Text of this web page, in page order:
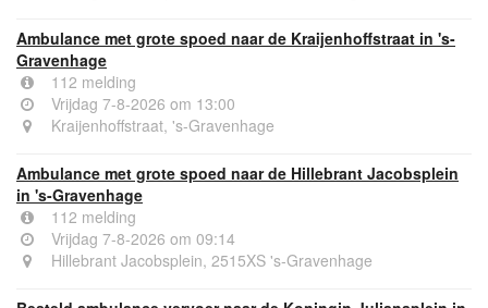
Ambulance met grote spoed naar de Kraijenhoffstraat in 's-
Gravenhage
112 melding
Vrijdag 7-8-2026 om 13:00
Kraijenhoffstraat, 's-Gravenhage
Ambulance met grote spoed naar de Hillebrant Jacobsplein
in 's-Gravenhage
112 melding
Vrijdag 7-8-2026 om 09:14
Hillebrant Jacobsplein, 2515XS 's-Gravenhage